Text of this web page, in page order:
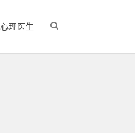
心理医生